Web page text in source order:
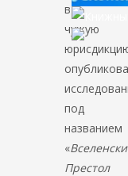
в
чужую
под
названием
«
Престол